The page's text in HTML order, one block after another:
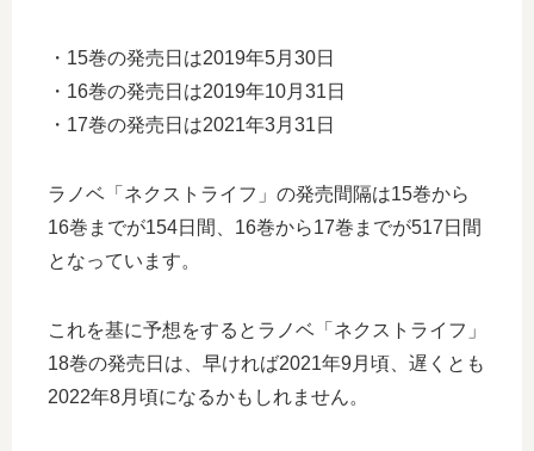
・15巻の発売日は2019年5月30日
・16巻の発売日は2019年10月31日
・17巻の発売日は2021年3月31日
ラノベ「ネクストライフ」の発売間隔は15巻から
16巻までが154日間、16巻から17巻までが517日間
となっています。
これを基に予想をするとラノベ「ネクストライフ」
18巻の発売日は、早ければ2021年9月頃、遅くとも
2022年8月頃になるかもしれません。